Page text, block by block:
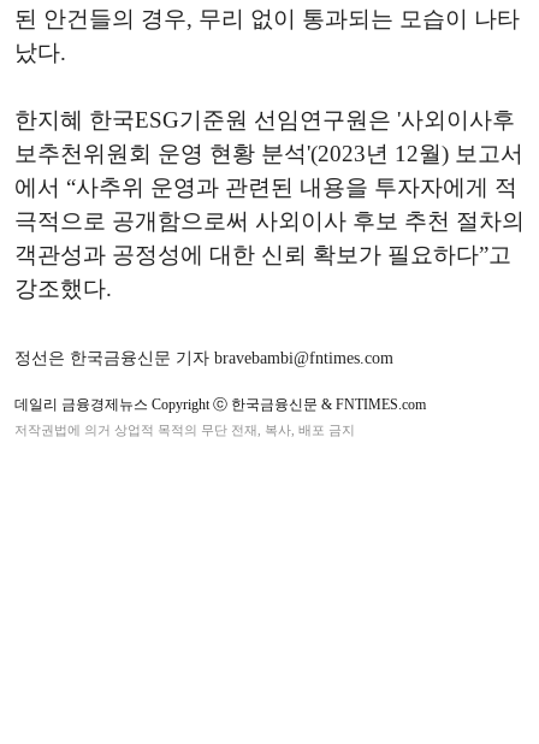
된 안건들의 경우, 무리 없이 통과되는 모습이 나타
났다.
한지혜 한국ESG기준원 선임연구원은 '사외이사후
보추천위원회 운영 현황 분석'(2023년 12월) 보고서
에서 “사추위 운영과 관련된 내용을 투자자에게 적
극적으로 공개함으로써 사외이사 후보 추천 절차의
객관성과 공정성에 대한 신뢰 확보가 필요하다”고
강조했다.
정선은 한국금융신문 기자 bravebambi@fntimes.com
데일리 금융경제뉴스 Copyright ⓒ 한국금융신문 & FNTIMES.com
저작권법에 의거 상업적 목적의 무단 전재, 복사, 배포 금지